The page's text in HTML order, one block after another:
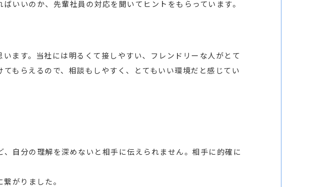
いいのか、先輩社員の対応を聞いてヒントをもらっています。
ます。当社には明るくて接しやすい、フレンドリーな人がとて
もらえるので、相談もしやすく、とてもいい環境だと感じてい
自分の理解を深めないと相手に伝えられません。相手に的確に
がりました。